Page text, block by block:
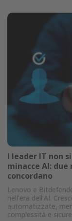
I leader IT non
minacce AI:
concordano
Lenovo e
nell’era dell’AI.
automatizzate,
complessità e